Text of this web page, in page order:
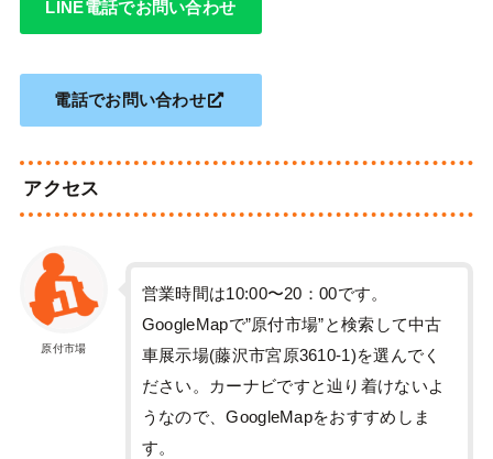
LINE電話でお問い合わせ
電話でお問い合わせ
アクセス
原付市場
営業時間は10:00〜20：00です。
GoogleMapで”原付市場”と検索して中古
車展示場(藤沢市宮原3610-1)を選んでく
ださい。カーナビですと辿り着けないよ
うなので、GoogleMapをおすすめしま
す。